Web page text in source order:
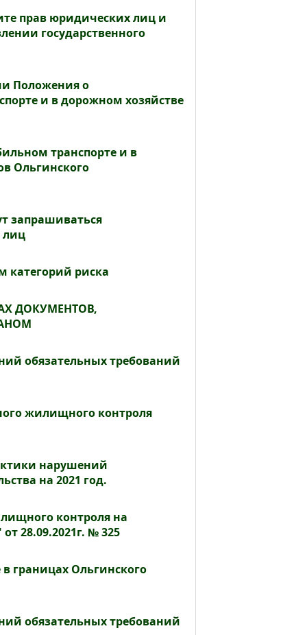
прав юридических лиц и
государственного
Положения о
и в дорожном хозяйстве
транспорте и в
Ольгинского
запрашиваться
лиц
категорий риска
ДОКУМЕНТОВ,
обязательных требований
жилищного контроля
нарушений
на 2021 год.
контроля на
28.09.2021г. № 325
границах Ольгинского
обязательных требований